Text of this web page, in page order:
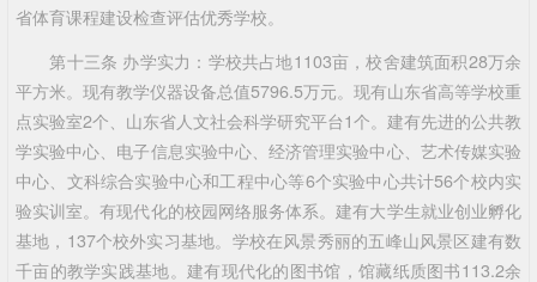
省体育课程建设检查评估优秀学校。
第十三条 办学实力：学校共占地1103亩，校舍建筑面积28万余
平方米。现有教学仪器设备总值5796.5万元。现有山东省高等学校重
点实验室2个、山东省人文社会科学研究平台1个。建有先进的公共教
学实验中心、电子信息实验中心、经济管理实验中心、艺术传媒实验
中心、文科综合实验中心和工程中心等6个实验中心共计56个校内实
验实训室。有现代化的校园网络服务体系。建有大学生就业创业孵化
基地，137个校外实习基地。学校在风景秀丽的五峰山风景区建有数
千亩的教学实践基地。建有现代化的图书馆，馆藏纸质图书113.2余